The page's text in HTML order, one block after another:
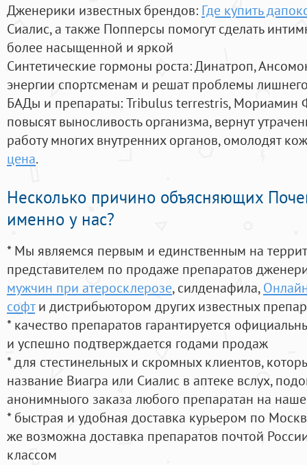
Дженерики известных брендов: Где купить
Сиалис, а также Попперсы помогут сделать
более насыщенной и яркой
Синтетические гормоны роста: Динатроп,
энергии спортсменам и решат проблемы
БАДы и препараты:Tribulus terrestris, Мориамин
повысят выносливость организма, вернут
работу многих внутренних органов, омолодят
цена.
Несколько причино объясняющих
именно у нас?
* Мы являемся первым и единственным на
представителем по продаже препаратов
мужчин при атеросклерозе, силденафила,
софти дистрибьютором других известных
* качество препаратов гарантируется
и успешно подтверждается годами продаж
* для стестинельных и скромных клиентов,
название Виагра или Сиалис в аптеке вслух,
анонимныого заказа любого препаратан на
* быстрая и удобная доставка курьером по
же возможна доставка препаратов почтой
классом